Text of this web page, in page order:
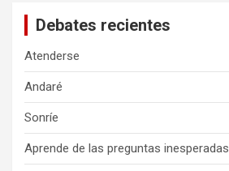
Debates recientes
Atenderse
Andaré
Sonríe
Aprende de las preguntas inesperadas